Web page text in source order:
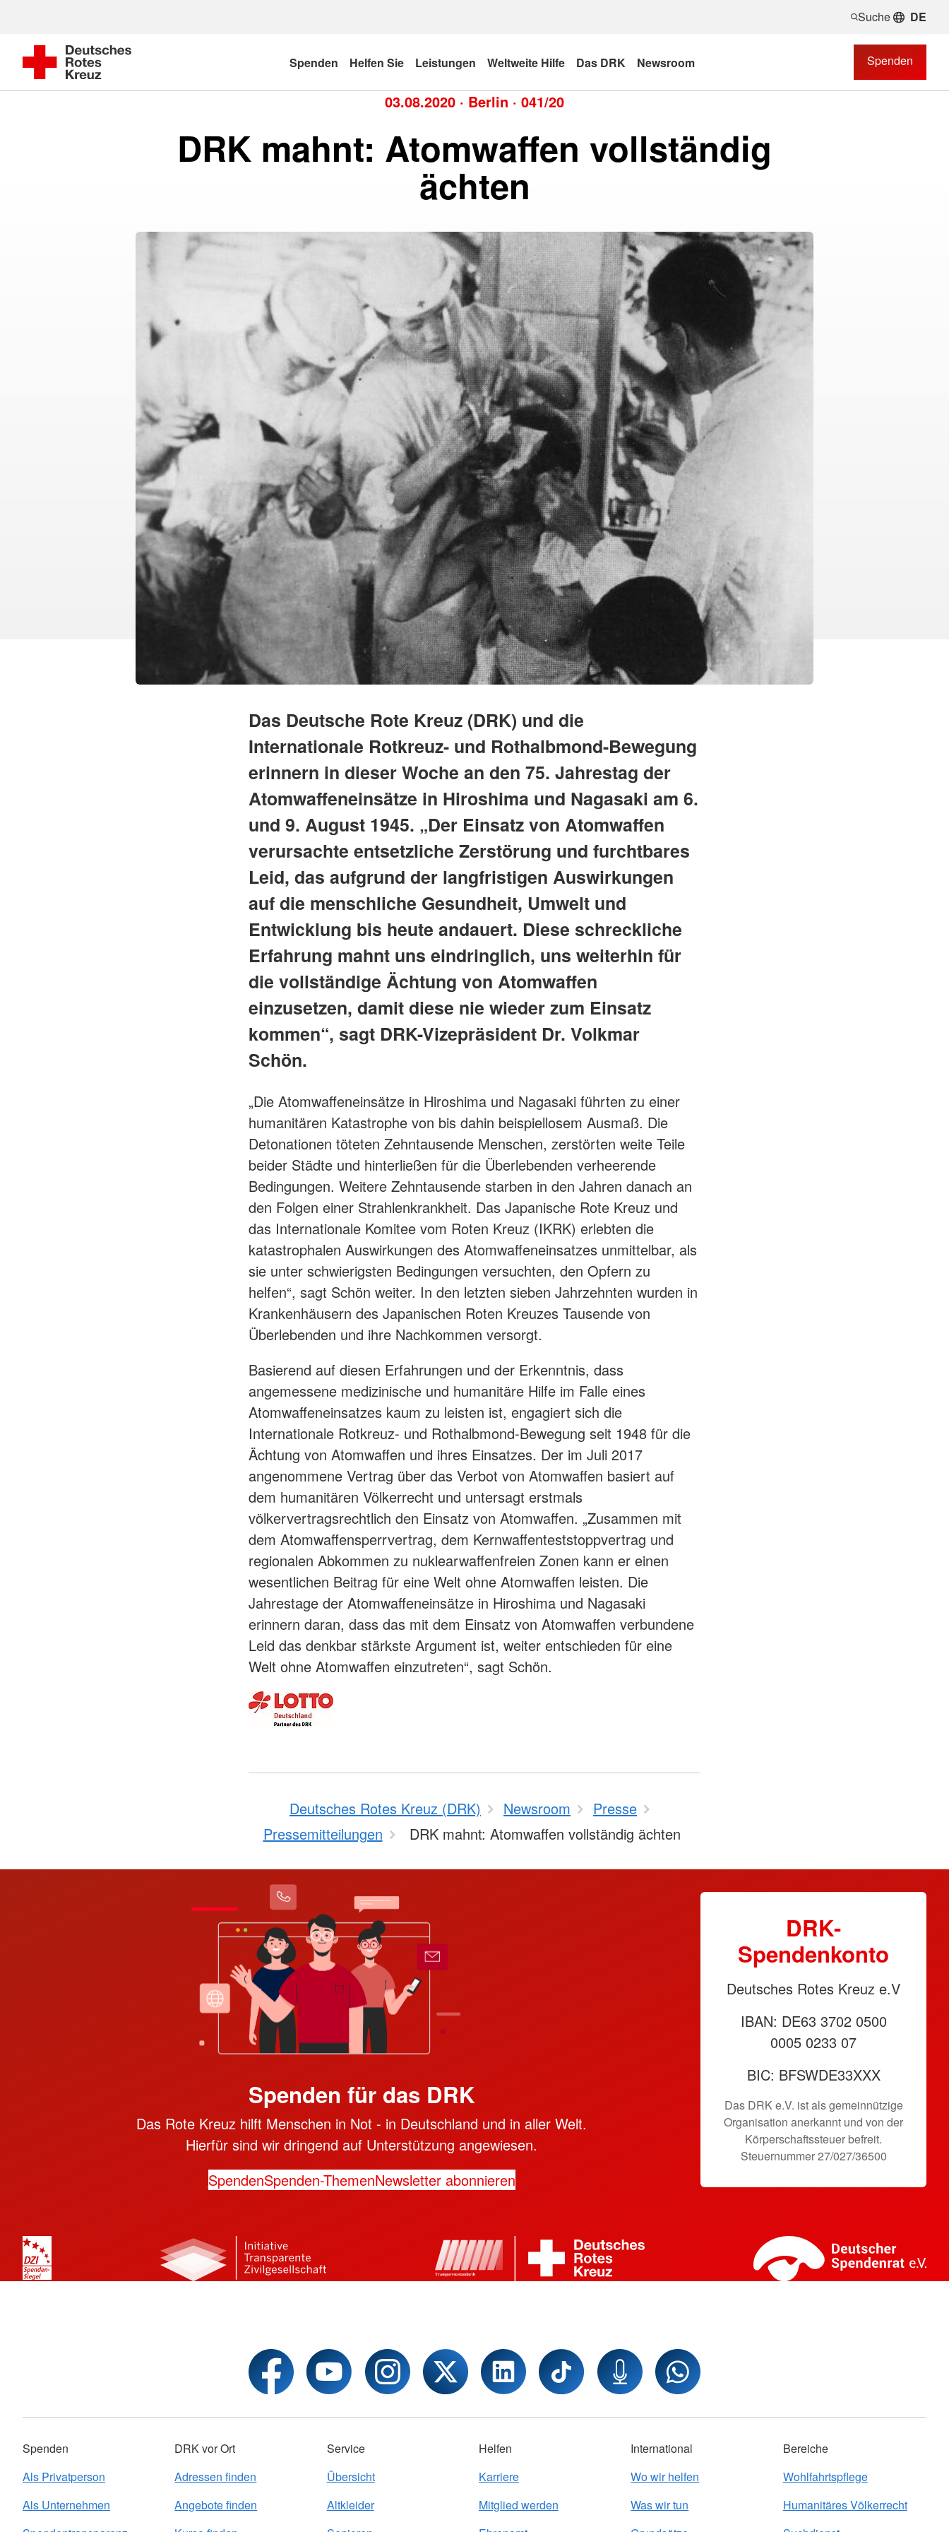
Suche DE
Spenden Helfen Sie Leistungen Weltweite Hilfe Das DRK Newsroom Spenden
03.08.2020 · Berlin · 041/20
DRK mahnt: Atomwaffen vollständig
ächten
Das Deutsche Rote Kreuz (DRK) und die
Internationale Rotkreuz- und Rothalbmond-Bewegung
erinnern in dieser Woche an den 75. Jahrestag der
Atomwaffeneinsätze in Hiroshima und Nagasaki am 6.
und 9. August 1945. „Der Einsatz von Atomwaffen
verursachte entsetzliche Zerstörung und furchtbares
Leid, das aufgrund der langfristigen Auswirkungen
auf die menschliche Gesundheit, Umwelt und
Entwicklung bis heute andauert. Diese schreckliche
Erfahrung mahnt uns eindringlich, uns weiterhin für
die vollständige Ächtung von Atomwaffen
einzusetzen, damit diese nie wieder zum Einsatz
kommen“, sagt DRK-Vizepräsident Dr. Volkmar
Schön.
„Die Atomwaffeneinsätze in Hiroshima und Nagasaki führten zu einer
humanitären Katastrophe von bis dahin beispiellosem Ausmaß. Die
Detonationen töteten Zehntausende Menschen, zerstörten weite Teile
beider Städte und hinterließen für die Überlebenden verheerende
Bedingungen. Weitere Zehntausende starben in den Jahren danach an
den Folgen einer Strahlenkrankheit. Das Japanische Rote Kreuz und
das Internationale Komitee vom Roten Kreuz (IKRK) erlebten die
katastrophalen Auswirkungen des Atomwaffeneinsatzes unmittelbar, als
sie unter schwierigsten Bedingungen versuchten, den Opfern zu
helfen“, sagt Schön weiter. In den letzten sieben Jahrzehnten wurden in
Krankenhäusern des Japanischen Roten Kreuzes Tausende von
Überlebenden und ihre Nachkommen versorgt.
Basierend auf diesen Erfahrungen und der Erkenntnis, dass
angemessene medizinische und humanitäre Hilfe im Falle eines
Atomwaffeneinsatzes kaum zu leisten ist, engagiert sich die
Internationale Rotkreuz- und Rothalbmond-Bewegung seit 1948 für die
Ächtung von Atomwaffen und ihres Einsatzes. Der im Juli 2017
angenommene Vertrag über das Verbot von Atomwaffen basiert auf
dem humanitären Völkerrecht und untersagt erstmals
völkervertragsrechtlich den Einsatz von Atomwaffen. „Zusammen mit
dem Atomwaffensperrvertrag, dem Kernwaffenteststoppvertrag und
regionalen Abkommen zu nuklearwaffenfreien Zonen kann er einen
wesentlichen Beitrag für eine Welt ohne Atomwaffen leisten. Die
Jahrestage der Atomwaffeneinsätze in Hiroshima und Nagasaki
erinnern daran, dass das mit dem Einsatz von Atomwaffen verbundene
Leid das denkbar stärkste Argument ist, weiter entschieden für eine
Welt ohne Atomwaffen einzutreten“, sagt Schön.
Deutsches Rotes Kreuz (DRK) Newsroom
Presse
Pressemitteilungen
DRK mahnt: Atomwaffen vollständig ächten
Spenden für das DRK
Das Rote Kreuz hilft Menschen in Not - in Deutschland und in aller Welt.
Hierfür sind wir dringend auf Unterstützung angewiesen.
SpendenSpenden-ThemenNewsletter abonnieren
DRK-
Spendenkonto
Deutsches Rotes Kreuz e.V
IBAN: DE63 3702 0500
0005 0233 07
BIC: BFSWDE33XXX
Das DRK e.V. ist als gemeinnützige
Organisation anerkannt und von der
Körperschaftssteuer befreit.
Steuernummer 27/027/36500
Spenden
Als Privatperson
Als Unternehmen
DRK vor Ort
Adressen finden
Angebote finden
Service
Übersicht
Altkleider
Helfen
Karriere
Mitglied werden
International
Wo wir helfen
Was wir tun
Bereiche
Wohlfahrtspflege
Humanitäres Völkerrecht